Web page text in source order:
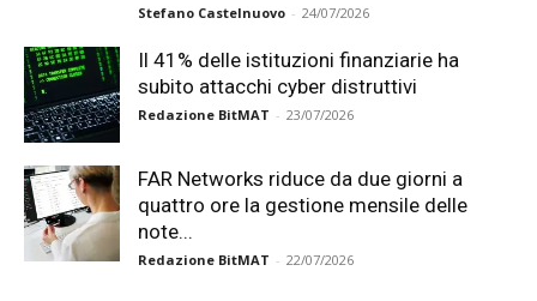
Stefano Castelnuovo - 24/07/2026
Il 41% delle istituzioni finanziarie ha
subito attacchi cyber distruttivi
Redazione BitMAT - 23/07/2026
FAR Networks riduce da due giorni a
quattro ore la gestione mensile delle
note...
Redazione BitMAT - 22/07/2026